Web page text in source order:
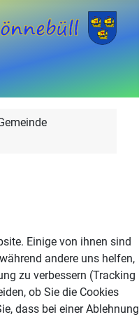
Einige von ihnen sind
andere uns helfen,
zu verbessern (Tracking
ob Sie die Cookies
dass bei einer Ablehnung